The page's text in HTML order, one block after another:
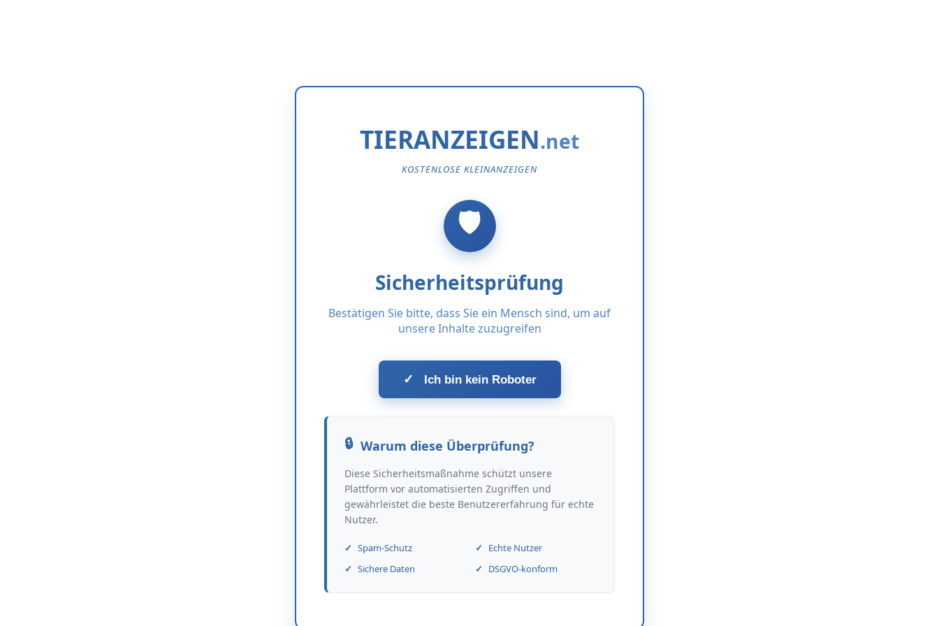
TIERANZEIGEN
KOSTENLOSE KLEINANZEIGEN
Sicherheitsprüfung
Bestätigen Sie bitte, dass Sie ein Mensch sind, um auf
unsere Inhalte zuzugreifen
✓ Ich bin kein Roboter
Warum diese Überprüfung?
Diese Sicherheitsmaßnahme schützt unsere
Plattform vor automatisierten Zugriffen und
gewährleistet die beste Benutzererfahrung für echte
Nutzer.
Spam-Schutz
Echte Nutzer
Sichere Daten
DSGVO-konform